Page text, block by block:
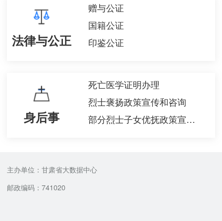
法律与公正
赠与公证
国籍公证
印鉴公证
身后事
死亡医学证明办理
烈士褒扬政策宣传和咨询
部分烈士子女优抚政策宣传和咨询
主办单位：甘肃省大数据中心
邮政编码：741020